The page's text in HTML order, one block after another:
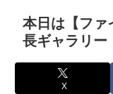
本日は【ファ
長ギャラリー
X